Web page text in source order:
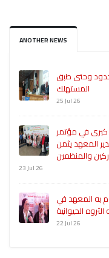
ANOTHER NEWS
وحتى طبق
المستهلك
25 Jul 26
كبرى في مؤتمر
المعهد يثمن
والمنظمين
23 Jul 26
به المعهد في
الحيوانية
22 Jul 26